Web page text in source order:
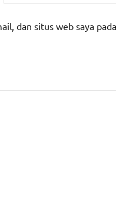
dan situs web saya